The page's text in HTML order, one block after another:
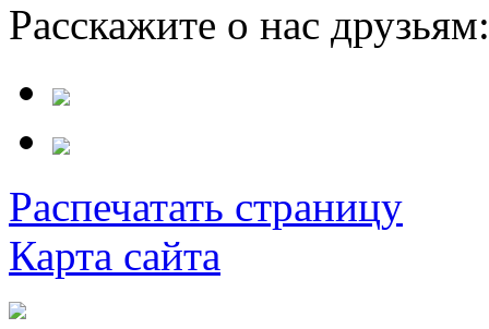
Расскажите о нас
Распечатать страницу
Карта сайта